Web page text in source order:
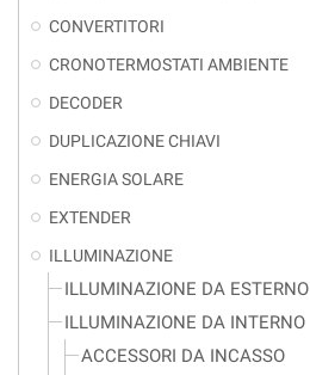
CONVERTITORI
CRONOTERMOSTATI AMBIENTE
DECODER
DUPLICAZIONE CHIAVI
ENERGIA SOLARE
EXTENDER
ILLUMINAZIONE
ILLUMINAZIONE DA ESTERNO
ILLUMINAZIONE DA INTERNO
ACCESSORI DA INCASSO